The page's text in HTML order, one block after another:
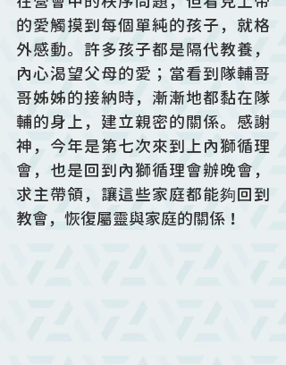
的愛觸摸到每個單純的孩子，就格
外感動。許多孩子都是隔代教養，
內心渴望父母的愛；當看到隊輔哥
哥姊姊的接納時，漸漸地都黏在隊
輔的身上，建立親密的關係。感謝
神，今年是第七次來到上內獅循理
會，也是回到內獅循理會辦晚會，
求主帶領，讓這些家庭都能夠回到
教會，恢復屬靈與家庭的關係！